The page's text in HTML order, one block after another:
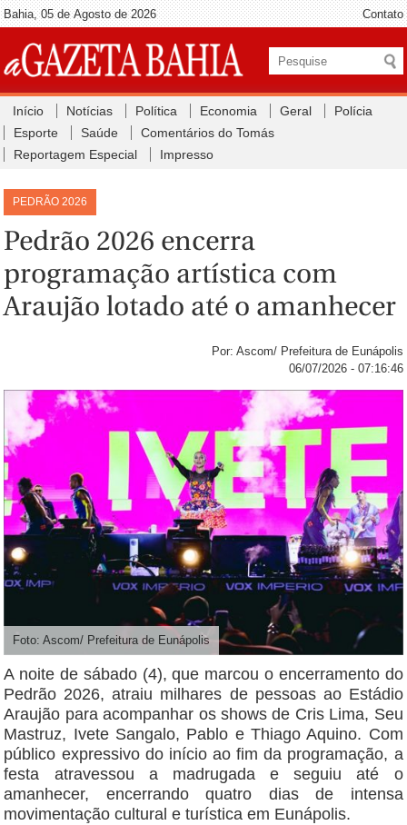
Bahia, 05 de Agosto de 2026 Contato
Início Notícias Política Economia Geral
Polícia
Esporte
Saúde
Comentários do Tomás
Reportagem Especial
Impresso
PEDRÃO 2026
Pedrão 2026 encerra
programação artística com
Araujão lotado até o amanhecer
Por: Ascom/ Prefeitura de Eunápolis
06/07/2026 - 07:16:46
Foto: Ascom/ Prefeitura de Eunápolis
A noite de sábado (4), que marcou o encerramento do
Pedrão 2026, atraiu milhares de pessoas ao Estádio
Araujão para acompanhar os shows de Cris Lima, Seu
Mastruz, Ivete Sangalo, Pablo e Thiago Aquino. Com
público expressivo do início ao fim da programação, a
festa atravessou a madrugada e seguiu até o
amanhecer, encerrando quatro dias de intensa
movimentação cultural e turística em Eunápolis.